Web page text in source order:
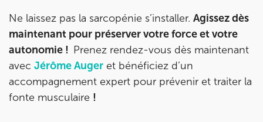
Ne laissez pas la sarcopénie s’installer. Agissez dès
maintenant pour préserver votre force et votre
autonomie ! Prenez rendez-vous dès maintenant
avec Jérôme Auger et bénéficiez d’un
accompagnement expert pour prévenir et traiter la
fonte musculaire !